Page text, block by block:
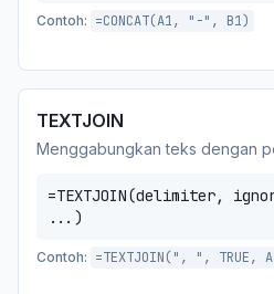
Contoh: =CONCAT(A1, "-", B1)
TEXTJOIN
Menggabungkan teks dengan
=TEXTJOIN(delimiter,
...)
Contoh: =TEXTJOIN(", ", TRUE,